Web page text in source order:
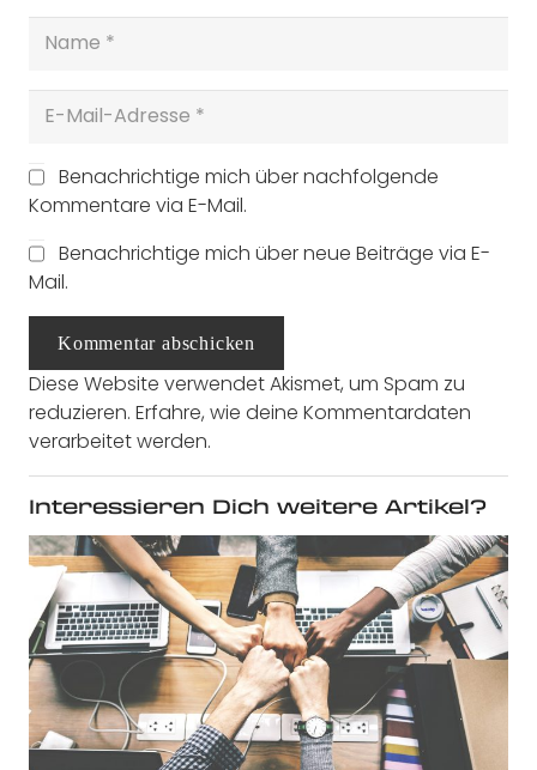
Benachrichtige mich über nachfolgende
Kommentare via E-Mail.
Benachrichtige mich über neue Beiträge via E-
Mail.
Kommentar abschicken
Diese Website verwendet Akismet, um Spam zu
reduzieren. Erfahre, wie deine Kommentardaten
verarbeitet werden.
Interessieren Dich weitere Artikel?